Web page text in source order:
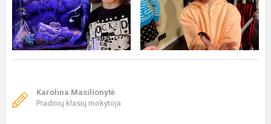
Karolina Masilionytė
Pradinių klasių mokytoja